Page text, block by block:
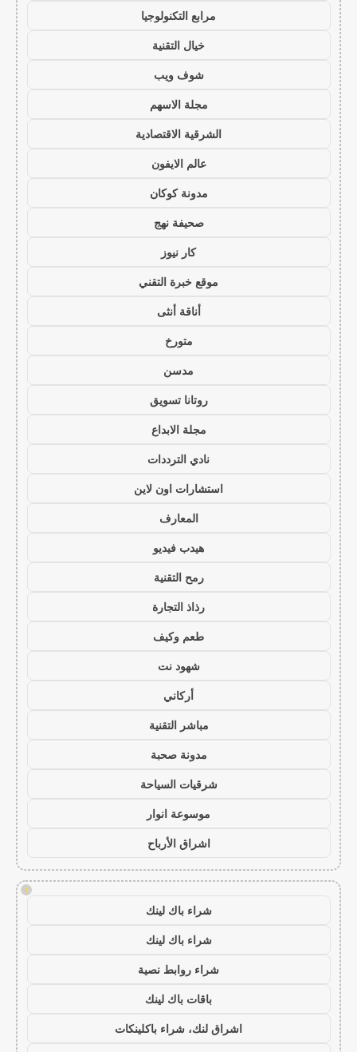
مرابع التكنولوجيا
خيال التقنية
شوف ويب
مجلة الاسهم
الشرقية الاقتصادية
عالم الايفون
مدونة كوكان
صحيفة نهج
كار نيوز
موقع خبرة التقني
أناقة أنثى
متورخ
مدسن
روتانا تسويق
مجلة الابداع
نادي الترددات
استشارات اون لاين
المعارف
هيدب فيديو
رمح التقنية
رذاذ التجارة
طعم وكيف
شهود نت
أركاني
مباشر التقنية
مدونة صحبة
شرقيات السياحة
موسوعة انوار
اشراق الأرباح
!
شراء باك لينك
شراء باك لينك
شراء روابط نصية
باقات باك لينك
اشراق لنك، شراء باكلينكات